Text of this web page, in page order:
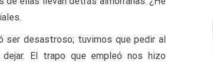
ser desastroso; tuvimos que pedir al
El trapo que empleó nos hizo